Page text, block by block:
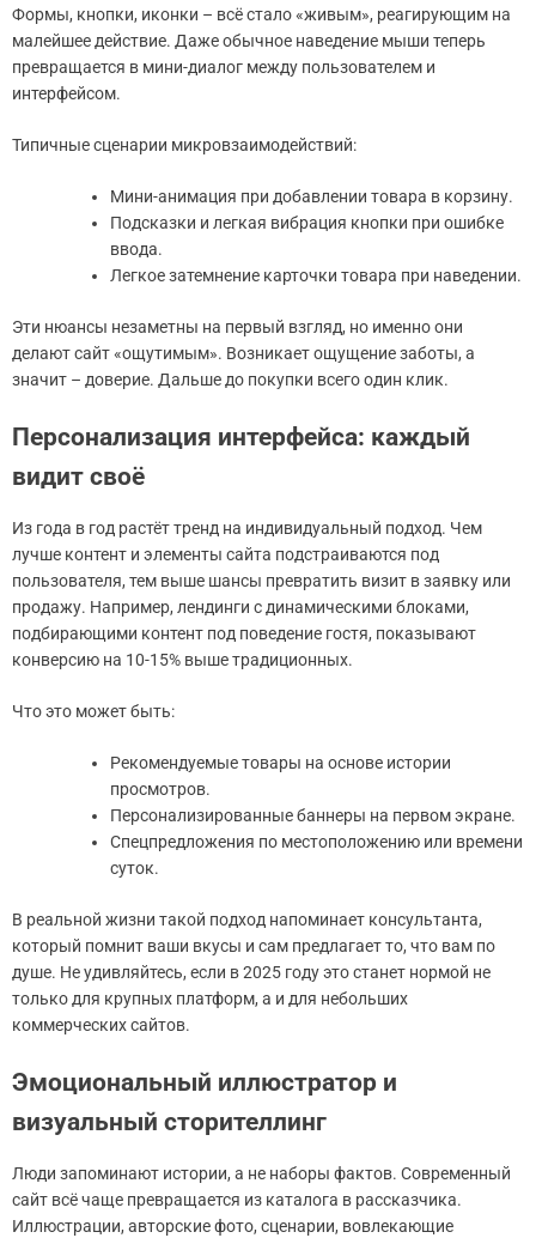
Формы, кнопки, иконки – всё стало «живым», реагирующим на
малейшее действие. Даже обычное наведение мыши теперь
превращается в мини-диалог между пользователем и
интерфейсом.
Типичные сценарии микровзаимодействий:
Мини-анимация при добавлении товара в корзину.
Подсказки и легкая вибрация кнопки при ошибке
ввода.
Легкое затемнение карточки товара при наведении.
Эти нюансы незаметны на первый взгляд, но именно они
делают сайт «ощутимым». Возникает ощущение заботы, а
значит – доверие. Дальше до покупки всего один клик.
Персонализация интерфейса: каждый
видит своё
Из года в год растёт тренд на индивидуальный подход. Чем
лучше контент и элементы сайта подстраиваются под
пользователя, тем выше шансы превратить визит в заявку или
продажу. Например, лендинги с динамическими блоками,
подбирающими контент под поведение гостя, показывают
конверсию на 10-15% выше традиционных.
Что это может быть:
Рекомендуемые товары на основе истории
просмотров.
Персонализированные баннеры на первом экране.
Спецпредложения по местоположению или времени
суток.
В реальной жизни такой подход напоминает консультанта,
который помнит ваши вкусы и сам предлагает то, что вам по
душе. Не удивляйтесь, если в 2025 году это станет нормой не
только для крупных платформ, а и для небольших
коммерческих сайтов.
Эмоциональный иллюстратор и
визуальный сторителлинг
Люди запоминают истории, а не наборы фактов. Современный
сайт всё чаще превращается из каталога в рассказчика.
Иллюстрации, авторские фото, сценарии, вовлекающие